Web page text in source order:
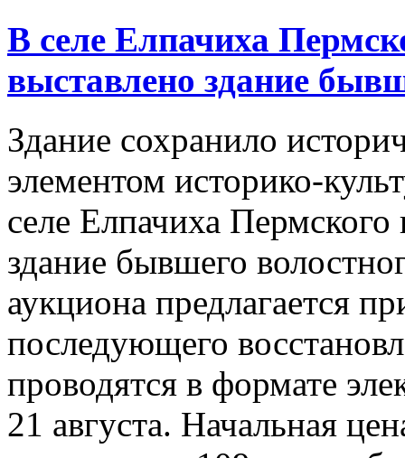
В селе Елпачиха
выставлено здание
Здание сохранило
элементом историко-
селе Елпачиха Пермского
здание бывшего
аукциона предлагается
последующего
проводятся в формате
21 августа. Начальная